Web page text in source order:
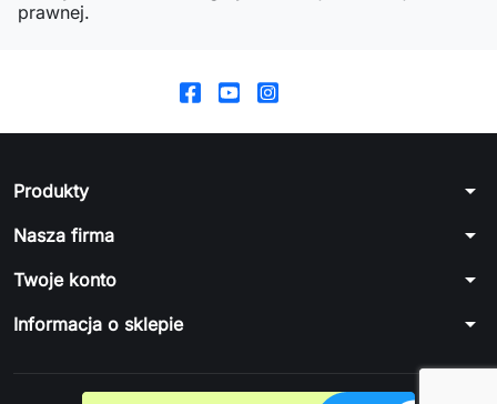
prawnej.
Produkty arrow_drop_down
Nasza firma arrow_drop_down
Twoje konto arrow_drop_down
Informacja o sklepie arrow_drop_down